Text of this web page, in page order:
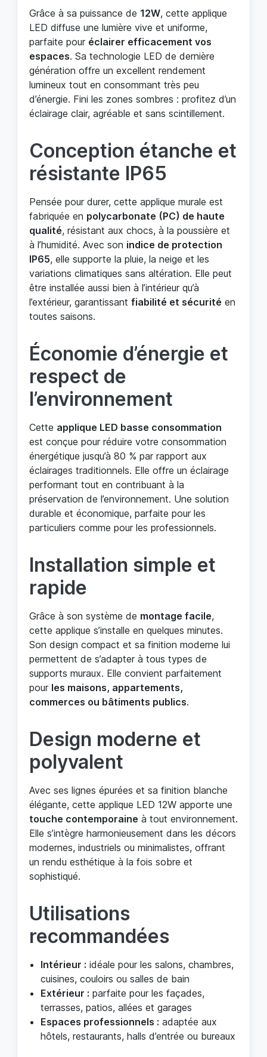
Grâce à sa puissance de 12W, cette applique
LED diffuse une lumière vive et uniforme,
parfaite pour éclairer efficacement vos
espaces. Sa technologie LED de dernière
génération offre un excellent rendement
lumineux tout en consommant très peu
d’énergie. Fini les zones sombres : profitez d’un
éclairage clair, agréable et sans scintillement.
Conception étanche et
résistante IP65
Pensée pour durer, cette applique murale est
fabriquée en polycarbonate (PC) de haute
qualité, résistant aux chocs, à la poussière et
à l’humidité. Avec son indice de protection
IP65, elle supporte la pluie, la neige et les
variations climatiques sans altération. Elle peut
être installée aussi bien à l’intérieur qu’à
l’extérieur, garantissant fiabilité et sécurité en
toutes saisons.
Économie d’énergie et
respect de
l’environnement
Cette applique LED basse consommation
est conçue pour réduire votre consommation
énergétique jusqu’à 80 % par rapport aux
éclairages traditionnels. Elle offre un éclairage
performant tout en contribuant à la
préservation de l’environnement. Une solution
durable et économique, parfaite pour les
particuliers comme pour les professionnels.
Installation simple et
rapide
Grâce à son système de montage facile,
cette applique s’installe en quelques minutes.
Son design compact et sa finition moderne lui
permettent de s’adapter à tous types de
supports muraux. Elle convient parfaitement
pour les maisons, appartements,
commerces ou bâtiments publics.
Design moderne et
polyvalent
Avec ses lignes épurées et sa finition blanche
élégante, cette applique LED 12W apporte une
touche contemporaine à tout environnement.
Elle s’intègre harmonieusement dans les décors
modernes, industriels ou minimalistes, offrant
un rendu esthétique à la fois sobre et
sophistiqué.
Utilisations
recommandées
Intérieur : idéale pour les salons, chambres,
cuisines, couloirs ou salles de bain
Extérieur : parfaite pour les façades,
terrasses, patios, allées et garages
Espaces professionnels : adaptée aux
hôtels, restaurants, halls d’entrée ou bureaux